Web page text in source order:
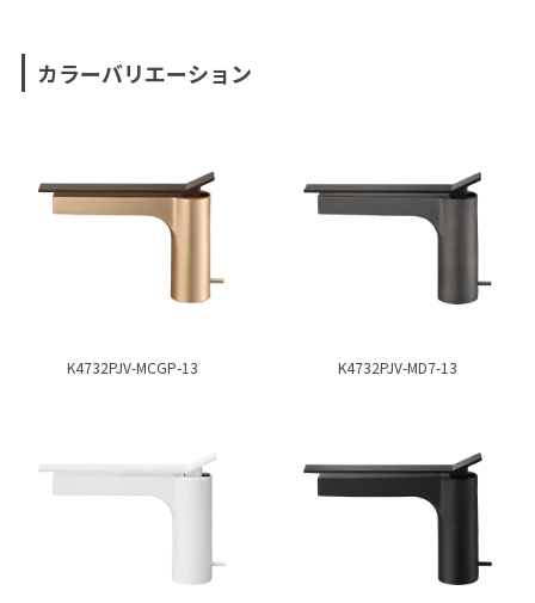
カラーバリエーション
K4732PJV-MCGP-13 K4732PJV-MD7-13